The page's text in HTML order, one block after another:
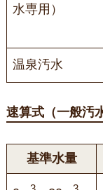
水専用）
温泉汚水
速算式（一般汚
基準水量